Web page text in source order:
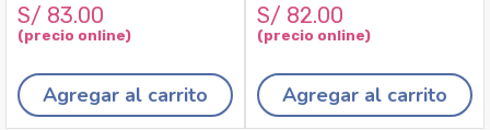
S/ 83.00
Agregar al carrito
S/ 82.00
Agregar al carrito